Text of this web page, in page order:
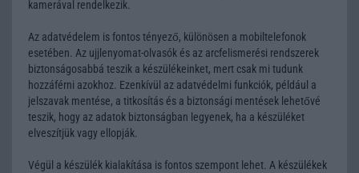
kamerával rendelkezik.
Az adatvédelem is fontos tényező, különösen a mobiltelefonok
esetében. Az ujjlenyomat-olvasók és az arcfelismerési rendszerek
biztonságosabbá teszik a készülékeinket, mert csak mi tudunk
hozzáférni azokhoz. Ezenkívül az adatvédelmi funkciók, például a
jelszavak mentése, a titkosítás és a biztonsági mentések lehetővé
teszik, hogy az adatok biztonságban legyenek, ha a készüléket
elveszítjük vagy ellopják.
Végül a készülék kialakítása is fontos szempont lehet. A készülékek